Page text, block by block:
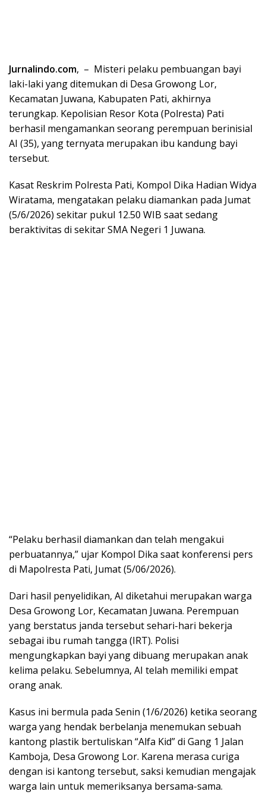
Jurnalindo.com, – Misteri pelaku pembuangan bayi
laki-laki yang ditemukan di Desa Growong Lor,
Kecamatan Juwana, Kabupaten Pati, akhirnya
terungkap. Kepolisian Resor Kota (Polresta) Pati
berhasil mengamankan seorang perempuan berinisial
AI (35), yang ternyata merupakan ibu kandung bayi
tersebut.
Kasat Reskrim Polresta Pati, Kompol Dika Hadian Widya
Wiratama, mengatakan pelaku diamankan pada Jumat
(5/6/2026) sekitar pukul 12.50 WIB saat sedang
beraktivitas di sekitar SMA Negeri 1 Juwana.
“Pelaku berhasil diamankan dan telah mengakui
perbuatannya,” ujar Kompol Dika saat konferensi pers
di Mapolresta Pati, Jumat (5/06/2026).
Dari hasil penyelidikan, AI diketahui merupakan warga
Desa Growong Lor, Kecamatan Juwana. Perempuan
yang berstatus janda tersebut sehari-hari bekerja
sebagai ibu rumah tangga (IRT). Polisi
mengungkapkan bayi yang dibuang merupakan anak
kelima pelaku. Sebelumnya, AI telah memiliki empat
orang anak.
Kasus ini bermula pada Senin (1/6/2026) ketika seorang
warga yang hendak berbelanja menemukan sebuah
kantong plastik bertuliskan “Alfa Kid” di Gang 1 Jalan
Kamboja, Desa Growong Lor. Karena merasa curiga
dengan isi kantong tersebut, saksi kemudian mengajak
warga lain untuk memeriksanya bersama-sama.